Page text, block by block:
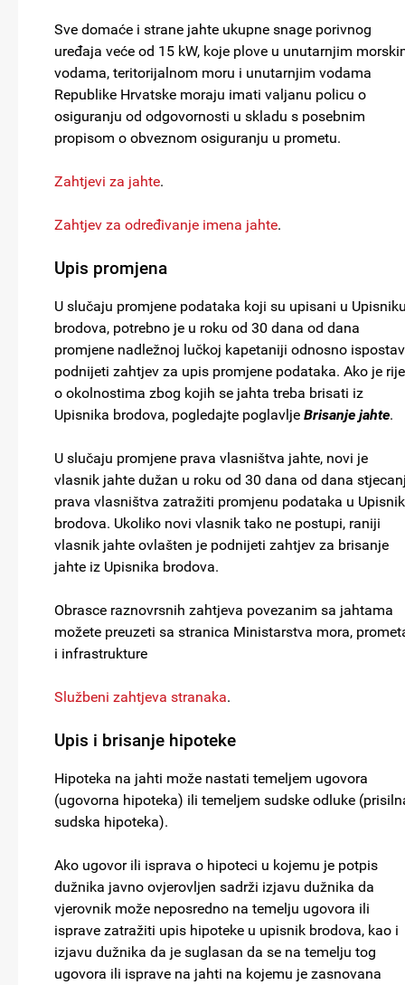
Sve domaće i strane jahte ukupne snage porivnog
uređaja veće od 15 kW, koje plove u unutarnjim
vodama, teritorijalnom moru i unutarnjim vodama
Republike Hrvatske moraju imati valjanu policu o
osiguranju od odgovornosti u skladu s posebnim
propisom o obveznom osiguranju u prometu.
Zahtjevi za jahte.
Zahtjev za određivanje imena jahte.
Upis promjena
U slučaju promjene podataka koji su upisani u
brodova, potrebno je u roku od 30 dana od dana
promjene nadležnoj lučkoj kapetaniji odnosno
podnijeti zahtjev za upis promjene podataka. Ako je
o okolnostima zbog kojih se jahta treba brisati iz
Upisnika brodova, pogledajte poglavlje Brisanje jahte.
U slučaju promjene prava vlasništva jahte, novi je
vlasnik jahte dužan u roku od 30 dana od dana
prava vlasništva zatražiti promjenu podataka u
brodova. Ukoliko novi vlasnik tako ne postupi, raniji
vlasnik jahte ovlašten je podnijeti zahtjev za brisanje
jahte iz Upisnika brodova.
Obrasce raznovrsnih zahtjeva povezanim sa jahtama
možete preuzeti sa stranica Ministarstva mora,
i infrastrukture
Službeni zahtjeva stranaka.
Upis i brisanje hipoteke
Hipoteka na jahti može nastati temeljem ugovora
(ugovorna hipoteka) ili temeljem sudske odluke
sudska hipoteka).
Ako ugovor ili isprava o hipoteci u kojemu je potpis
dužnika javno ovjerovljen sadrži izjavu dužnika da
vjerovnik može neposredno na temelju ugovora ili
isprave zatražiti upis hipoteke u upisnik brodova, kao i
izjavu dužnika da je suglasan da se na temelju tog
ugovora ili isprave na jahti na kojemu je zasnovana